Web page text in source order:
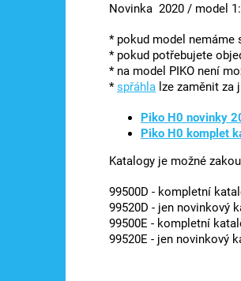
Novinka 2020 / model
* pokud model nemáme
* pokud potřebujete
* na model PIKO není
*spřáhla lze zaměnit za
Piko H0 novinky
Piko H0 komplet
Katalogy je možné
99500D - kompletní
99520D - jen novinkový
99500E - kompletní
99520E - jen novinkový